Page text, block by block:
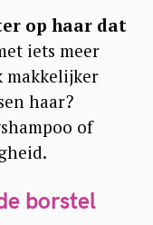
op haar dat
iets meer
haar?
of
borstel